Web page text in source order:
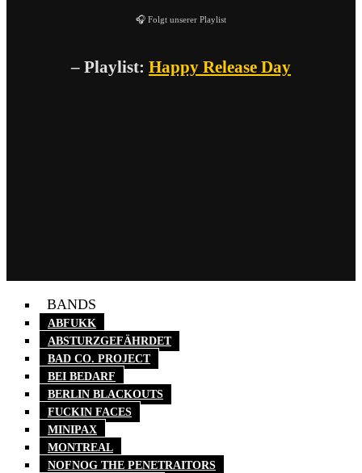
🎧 Folgt unserer Playlist
– Playlist: Happy Release Day
BANDS
ABFUKK
ABSTURZGEFÄHRDET
BAD CO. PROJECT
BEI BEDARF
BERLIN BLACKOUTS
FUCKIN FACES
MINIPAX
MONTREAL
NOFNOG THE PENETRAITORS